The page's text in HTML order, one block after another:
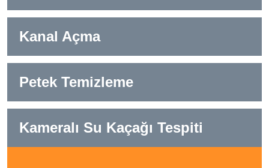
Kanal Açma
Petek Temizleme
Kameralı Su Kaçağı Tespiti